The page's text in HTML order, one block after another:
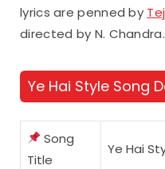
lyrics are penned by
directed by N. Chandra.
Ye Hai Style Song
Song
Title
Ye Hai